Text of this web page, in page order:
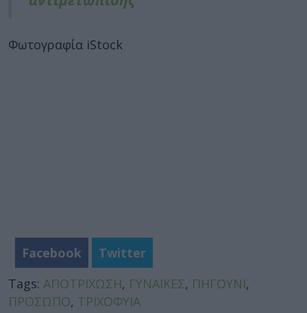
Φωτογραφία iStock
Facebook
Twitter
Tags: ΑΠΟΤΡΙΧΩΣΗ, ΓΥΝΑΙΚΕΣ, ΠΗΓΟΥΝΙ,
ΠΡΟΣΩΠΟ, ΤΡΙΧΟΦΥΙΑ